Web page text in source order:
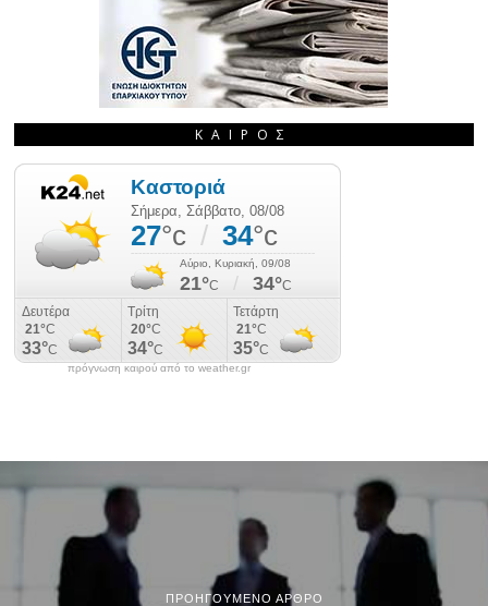
ΚΑΙΡΌΣ
πρόγνωση καιρού από το weather.gr
ΠΡΟΗΓΟΎΜΕΝΟ ΆΡΘΡΟ